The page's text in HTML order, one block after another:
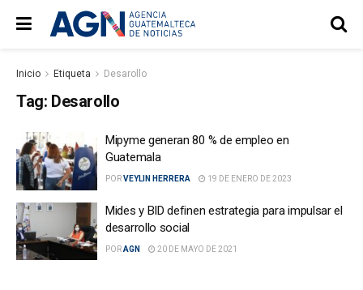
Inicio Etiqueta Desarollo
Tag: Desarollo
Mipyme generan 80 % de empleo en
Guatemala
PORVEYLIN HERRERA 19 DE ENERO DE 2023
Mides y BID definen estrategia para impulsar el
desarrollo social
PORAGN 20 DE MAYO DE 2021